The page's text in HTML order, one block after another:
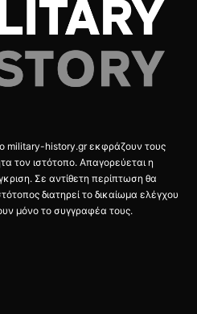
military-history.gr εκφράζουν τους
τον ιστότοπο. Απαγορεύεται η
Σε αντίθετη περίπτωση θα
διατηρεί το δικαίωμα ελέγχου
μόνο το συγγραφέα τους.